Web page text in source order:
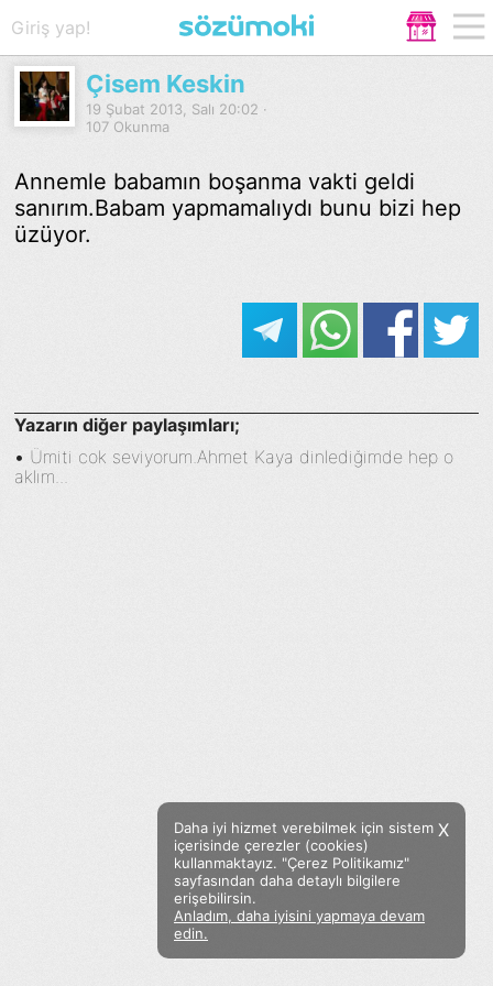
Facebook Twitter Instagram
Sözümoki © 2020 - V.8
Giriş yap!
Çisem Keskin
19 Şubat 2013, Salı 20:02 ·
107 Okunma
Annemle babamın boşanma vakti geldi
sanırım.Babam yapmamalıydı bunu bizi hep
üzüyor.
Yazarın diğer paylaşımları;
• Ümiti cok seviyorum.Ahmet Kaya dinlediğimde hep o
aklım...
X
Daha iyi hizmet verebilmek için sistem
içerisinde çerezler (cookies)
kullanmaktayız. "Çerez Politikamız"
sayfasından daha detaylı bilgilere
erişebilirsin.
Anladım, daha iyisini yapmaya devam
edin.